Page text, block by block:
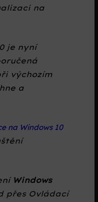
na
je nyní
výchozím
a
na Windows 10
Windows
přes Ovládací